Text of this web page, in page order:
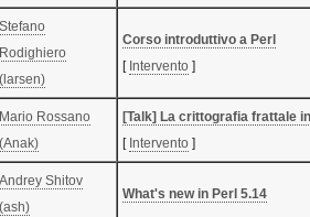
Stefano
Rodighiero
(‎larsen‎)
‎Corso introduttivo a Perl‎
[ Intervento ]
Mario Rossano
(‎Anak‎)
‎[Talk] La crittografia frattale
[ Intervento ]
Andrey Shitov
(‎ash‎)
‎What's new in Perl 5.14‎